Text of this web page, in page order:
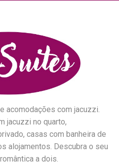
acomodações com jacuzzi.
jacuzzi no quarto,
casas com banheira de
alojamentos. Descubra o seu
a dois.